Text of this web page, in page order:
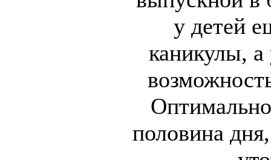
у детей
каникулы, а
половина